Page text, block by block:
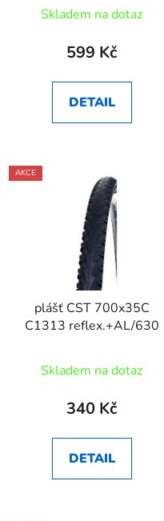
Skladem na dotaz
599 Kč
DETAIL
AKCE
plášť CST 700x35C
C1313 reflex.+AL/630
Skladem na dotaz
340 Kč
DETAIL